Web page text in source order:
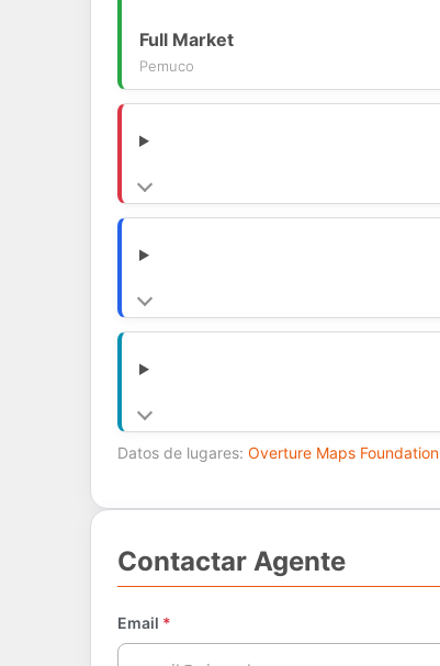
Full Market
Pemuco
Datos de lugares: Overture Maps Foundation
Contactar Agente
Email *